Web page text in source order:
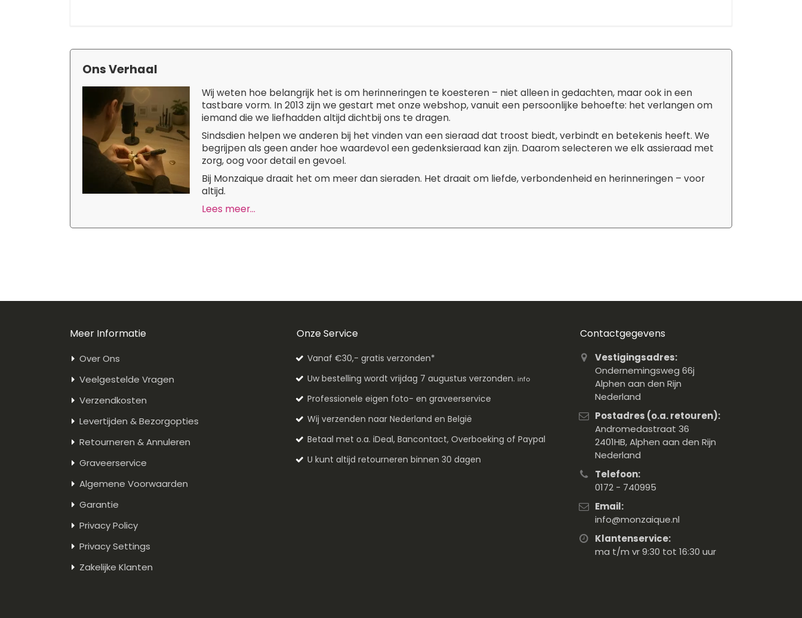
Ons Verhaal
Wij weten hoe belangrijk het is om herinneringen te koesteren – niet alleen in gedachten, maar ook in een
tastbare vorm. In 2013 zijn we gestart met onze webshop, vanuit een persoonlijke behoefte: het verlangen om
iemand die we liefhadden altijd dichtbij ons te dragen.
Sindsdien helpen we anderen bij het vinden van een sieraad dat troost biedt, verbindt en betekenis heeft. We
begrijpen als geen ander hoe waardevol een gedenksieraad kan zijn. Daarom selecteren we elk assieraad met
zorg, oog voor detail en gevoel.
Bij Monzaique draait het om meer dan sieraden. Het draait om liefde, verbondenheid en herinneringen – voor
altijd.
Lees meer...
Meer Informatie
Over Ons
Veelgestelde Vragen
Verzendkosten
Levertijden & Bezorgopties
Retourneren & Annuleren
Graveerservice
Algemene Voorwaarden
Garantie
Privacy Policy
Privacy Settings
Zakelijke Klanten
Onze Service
Vanaf €30,- gratis verzonden*
Uw bestelling wordt vrijdag 7 augustus verzonden. info
Professionele eigen foto- en graveerservice
Wij verzenden naar Nederland en België
Betaal met o.a. iDeal, Bancontact, Overboeking of Paypal
U kunt altijd retourneren binnen 30 dagen
Contactgegevens
Vestigingsadres:
Ondernemingsweg 66j
Alphen aan den Rijn
Nederland
Postadres (o.a. retouren):
Andromedastraat 36
2401HB, Alphen aan den Rijn
Nederland
Telefoon:
0172 - 740995
Email:
info@monzaique.nl
Klantenservice:
ma t/m vr 9:30 tot 16:30 uur